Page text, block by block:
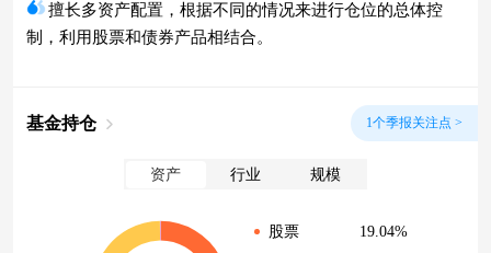
擅长多资产配置，根据不同的情况来进行仓位的总体控
制，利用股票和债券产品相结合。
基金持仓 1个季报关注点 >
资产 行业 规模
股票
19.04%